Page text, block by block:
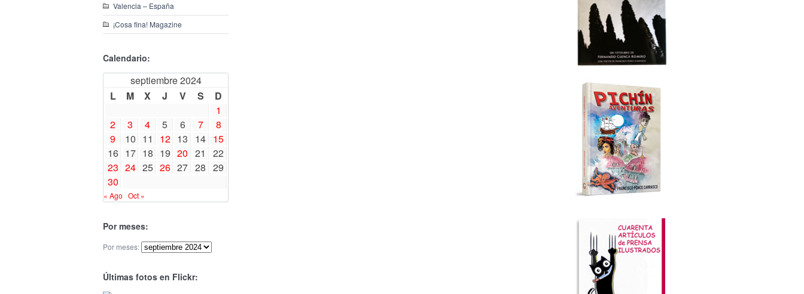
Valencia – España
¡Cosa fina! Magazine
Calendario:
septiembre 2024
L
M X J V S
D
1
2
3 4 5 6 7
8
9
10 11 12 13 14 15
16 17 18 19 20 21
22
23 24 25 26 27 28 29
30
« Ago Oct »
Por meses:
Por meses:
Últimas fotos en Flickr: